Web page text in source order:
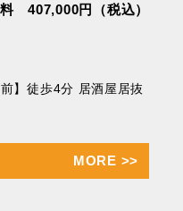
407,000円（税込）
】徒歩4分 居酒屋居抜
MORE >>